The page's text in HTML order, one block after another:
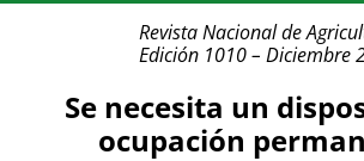
Revista Nacional de
Edición 1010 – Diciembre
Se necesita un
ocupación